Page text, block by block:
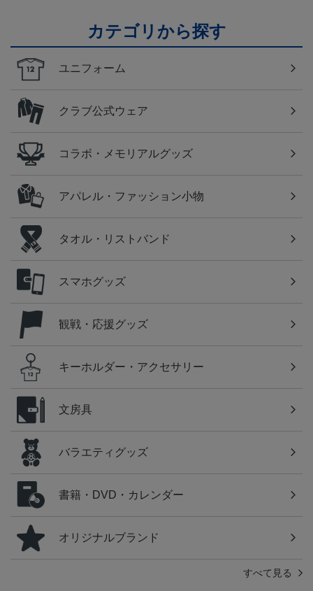
カテゴリから探す
ユニフォーム
クラブ公式ウェア
コラボ・メモリアルグッズ
アパレル・ファッション小物
タオル・リストバンド
スマホグッズ
観戦・応援グッズ
キーホルダー・アクセサリー
文房具
バラエティグッズ
書籍・DVD・カレンダー
オリジナルブランド
すべて見る